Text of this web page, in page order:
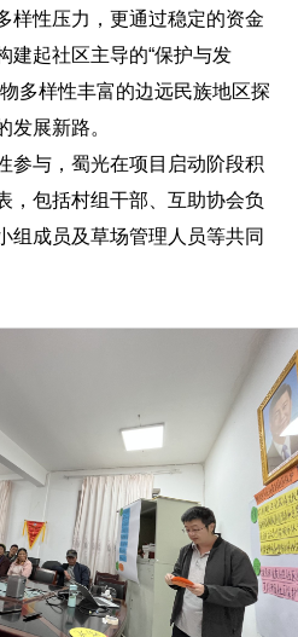
样性压力，更通过稳定的资金
建起社区主导的“保护与发
多样性丰富的边远民族地区探
发展新路。
参与，蜀光在项目启动阶段积
，包括村组干部、互助协会负
组成员及草场管理人员等共同